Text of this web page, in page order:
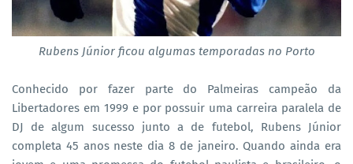
Rubens Júnior ficou algumas temporadas no Porto
Conhecido por fazer parte do Palmeiras campeão da
Libertadores em 1999 e por possuir uma carreira paralela de
DJ de algum sucesso junto a de futebol, Rubens Júnior
completa 45 anos neste dia 8 de janeiro. Quando ainda era